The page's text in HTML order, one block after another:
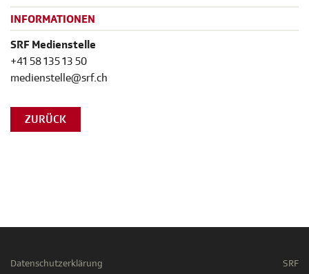
INFORMATIONEN
SRF Medienstelle
+41 58 135 13 50
medienstelle@srf.ch
ZURÜCK
Datenschutzerklärung SRF